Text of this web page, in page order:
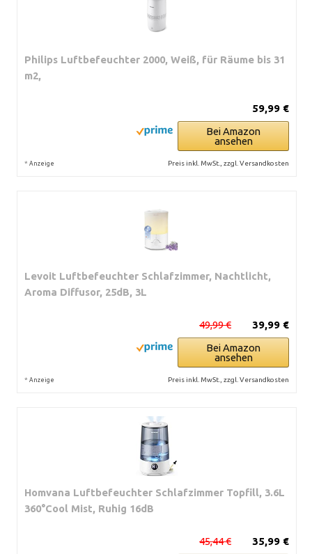
Philips Luftbefeuchter 2000, Weiß, für Räume bis 31
m2,
59,99 €
Bei Amazon
ansehen
* Anzeige Preis inkl. MwSt., zzgl. Versandkosten
Levoit Luftbefeuchter Schlafzimmer, Nachtlicht,
Aroma Diffusor, 25dB, 3L
39,99 €
49,99 €
Bei Amazon
ansehen
* Anzeige Preis inkl. MwSt., zzgl. Versandkosten
Homvana Luftbefeuchter Schlafzimmer Topfill, 3.6L
360°Cool Mist, Ruhig 16dB
35,99 €
45,44 €